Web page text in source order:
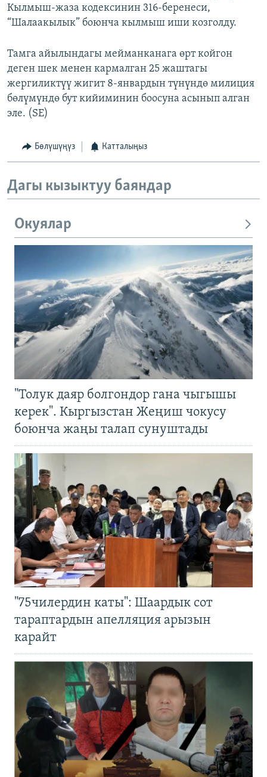
Кылмыш-жаза кодексинин 316-беренеси,
“Шалаакылык” боюнча кылмыш иши козголду.
Тамга айылындагы мейманканага өрт койгон
деген шек менен кармалган 25 жаштагы
жергиликтүү жигит 8-январдын түнүндө милиция
бөлүмүндө бут кийиминин боосуна асынып алган
эле. (SE)
Бөлүшүңүз Катталыңыз
Дагы кызыктуу баяндар
Окуялар
"Толук даяр болгондор гана чыгышы
керек". Кыргызстан Жеңиш чокусу
боюнча жаңы талап сунуштады
"75чилердин каты": Шаардык сот
тараптардын апелляция арызын
карайт